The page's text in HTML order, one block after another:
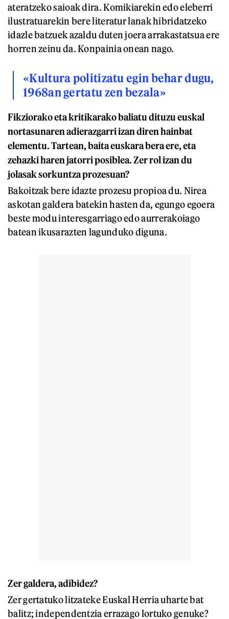
ateratzeko saioak dira. Komikiarekin edo eleberri
ilustratuarekin bere literatur lanak hibridatzeko
idazle batzuek azaldu duten joera arrakastatsua ere
horren zeinu da. Konpainia onean nago.
«Kultura politizatu egin behar dugu,
1968an gertatu zen bezala»
Fikziorako eta kritikarako baliatu dituzu euskal
nortasunaren adierazgarri izan diren hainbat
elementu. Tartean, baita euskara bera ere, eta
zehazki haren jatorri posiblea. Zer rol izan du
jolasak sorkuntza prozesuan?
Bakoitzak bere idazte prozesu propioa du. Nirea
askotan galdera batekin hasten da, egungo egoera
beste modu interesgarriago edo aurrerakoiago
batean ikusarazten lagunduko diguna.
Zer galdera, adibidez?
Zer gertatuko litzateke Euskal Herria uharte bat
balitz; independentzia errazago lortuko genuke?